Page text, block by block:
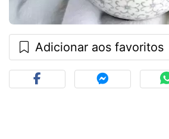
Adicionar aos favoritos